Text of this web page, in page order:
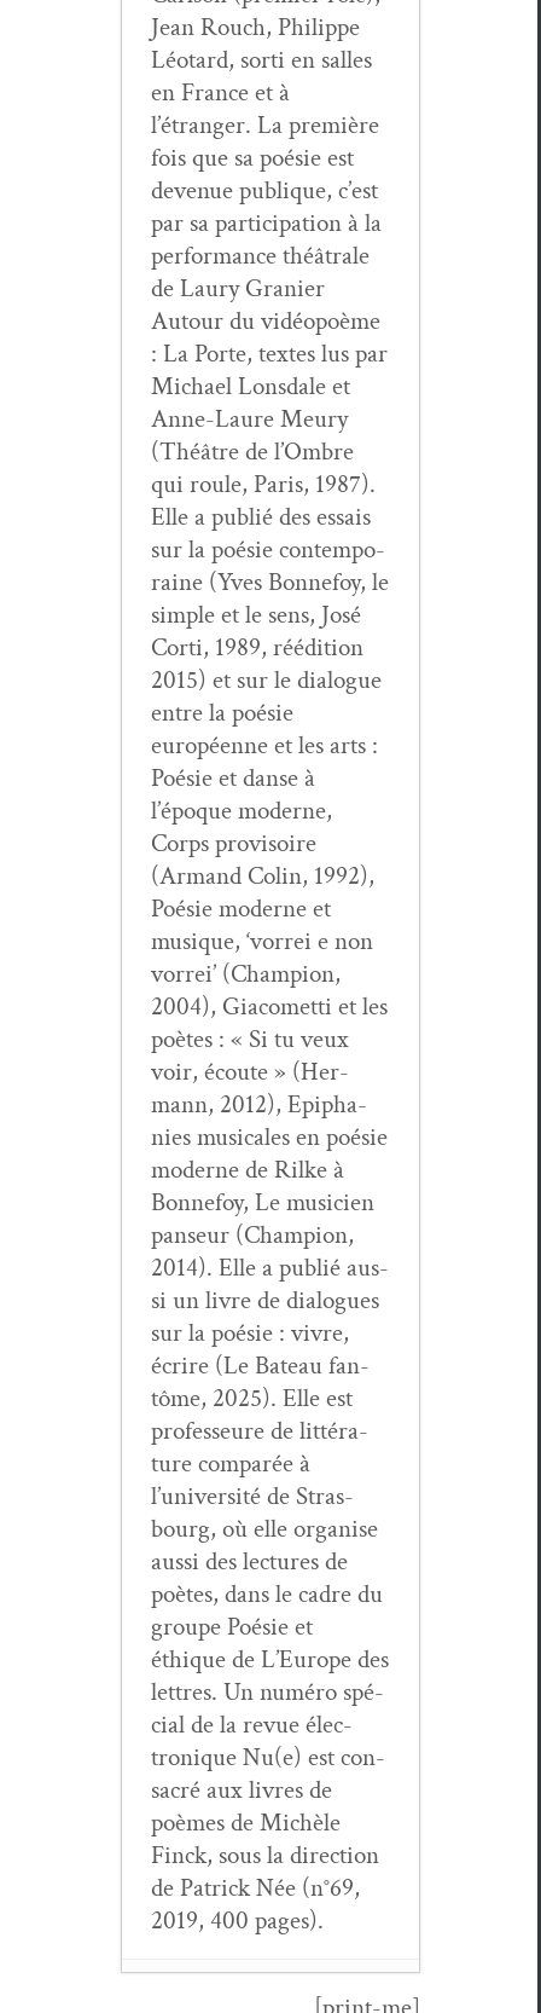
Jean Rouch, Philippe
Léo­tard, sor­ti en salles
en France et à
l’étranger. La pre­mière
fois que sa poésie est
dev­enue publique, c’est
par sa par­tic­i­pa­tion à la
per­for­mance théâ­trale
de Lau­ry Granier
Autour du vidéopoème
: La Porte, textes lus par
Michael Lons­dale et
Anne-Lau­re Meury
(Théâtre de l’Ombre
qui roule, Paris, 1987).
Elle a pub­lié des essais
sur la poésie con­tem­po­
raine (Yves Bon­nefoy, le
sim­ple et le sens, José
Cor­ti, 1989, réédi­tion
2015) et sur le dia­logue
entre la poésie
européenne et les arts :
Poésie et danse à
l’époque mod­erne,
Corps pro­vi­soire
(Armand Col­in, 1992),
Poésie mod­erne et
musique, ‘vor­rei e non
vor­rei’ (Cham­pi­on,
2004), Gia­comet­ti et les
poètes : « Si tu veux
voir, écoute » (Her­
mann, 2012), Epipha­
nies musi­cales en poésie
mod­erne de Rilke à
Bon­nefoy, Le musi­cien
panseur (Cham­pi­on,
2014). Elle a pub­lié aus­
si un livre de dia­logues
sur la poésie : vivre,
écrire (Le Bateau fan­
tôme, 2025). Elle est
pro­fesseure de lit­téra­
ture com­parée à
l’université de Stras­
bourg, où elle organ­ise
aus­si des lec­tures de
poètes, dans le cadre du
groupe Poésie et
éthique de L’Europe des
let­tres. Un numéro spé­
cial de la revue élec­
tron­ique Nu(e) est con­
sacré aux livres de
poèmes de Michèle
Finck, sous la direc­tion
de Patrick Née (n°69,
2019, 400 pages).